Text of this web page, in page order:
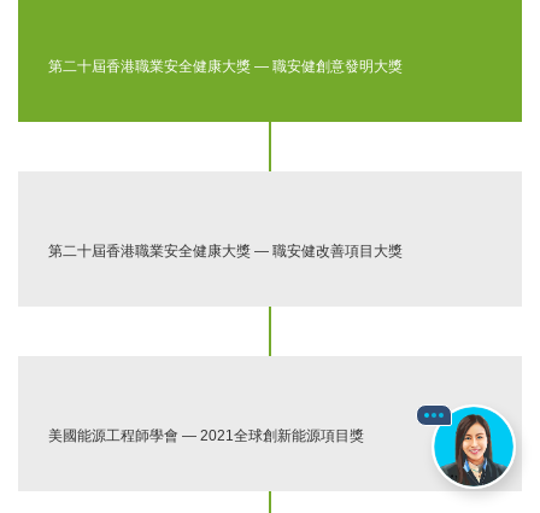
第二十屆香港職業安全健康大獎 — 職安健創意發明大獎
第二十屆香港職業安全健康大獎 — 職安健改善項目大獎
美國能源工程師學會 — 2021全球創新能源項目獎